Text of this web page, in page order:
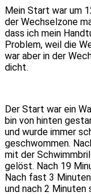
Mein Start war um
der Wechselzone
dass ich mein
Problem, weil die
war aber in der
dicht.
Der Start war ein
bin von hinten
und wurde immer
geschwommen.
mit der
gelöst. Nach 19
Nach fast 3 Minuten
und nach 2 Minuten